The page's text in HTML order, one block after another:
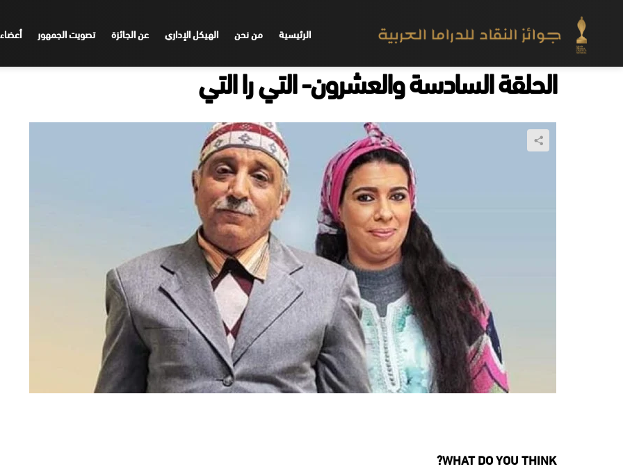
الرئيسية من نحن الهيكل الإداري عن الجائزة تصويت الجمهور
الحلقة السادسة والعشرون- التي را التي
WHAT DO YOU THINK?